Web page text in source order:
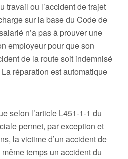
travail ou l’accident de trajet
sur la base du Code de
n’a pas à prouver une
employeur pour que son
de la route soit indemnisé
réparation est automatique
selon l’article L451-1-1 du
permet, par exception et
la victime d’un accident de
temps un accident du